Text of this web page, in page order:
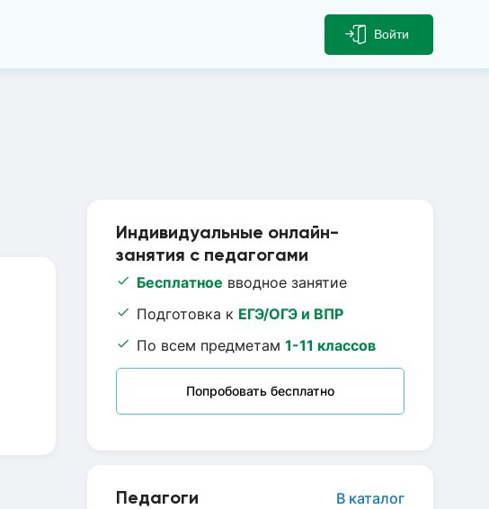
Войти
Индивидуальные онлайн-
занятия с педагогами
Бесплатное вводное занятие
Подготовка к ЕГЭ/ОГЭ и ВПР
По всем предметам 1-11 классов
Попробовать бесплатно
Педагоги В каталог